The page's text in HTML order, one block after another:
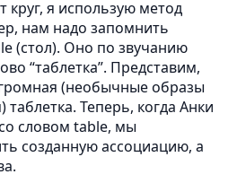
круг, я использую метод
нам надо запомнить
(стол). Оно по звучанию
“таблетка”. Представим,
(необычные образы
Теперь, когда Анки
словом table, мы
созданную ассоциацию, а